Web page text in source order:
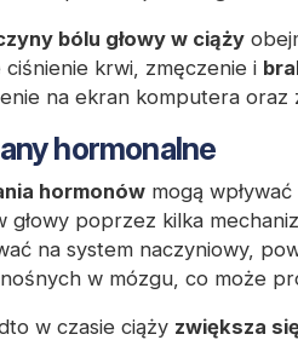
bólu głowy w ciąży
ciśnienie krwi, zmęczenie i
na ekran komputera oraz
hormonalne
hormonów mogą
głowy poprzez kilka
na system naczyniowy,
w mózgu, co może
w czasie ciąży zwiększa